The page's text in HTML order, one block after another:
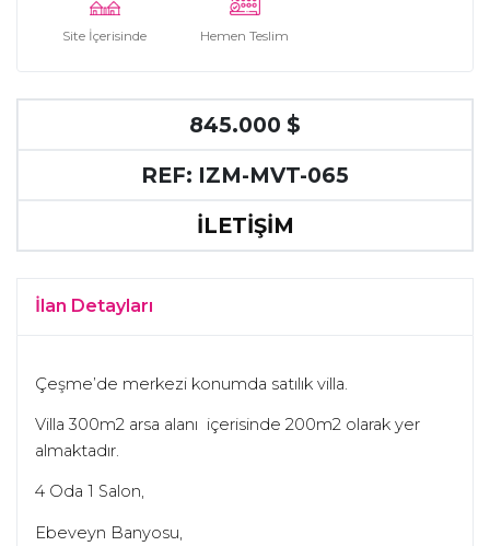
Site İçerisinde Hemen Teslim
845.000 $
REF: IZM-MVT-065
İLETİŞİM
İlan Detayları
Çeşme’de merkezi konumda satılık villa.
Villa 300m2 arsa alanı içerisinde 200m2 olarak yer
almaktadır.
4 Oda 1 Salon,
Ebeveyn Banyosu,